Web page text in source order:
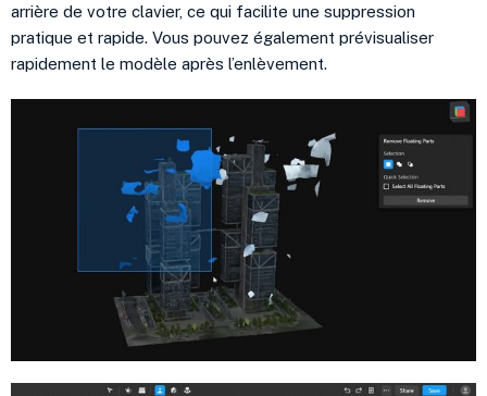
arrière de votre clavier, ce qui facilite une suppression
pratique et rapide. Vous pouvez également prévisualiser
rapidement le modèle après l’enlèvement.